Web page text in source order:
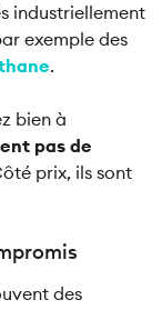
industriellement
exemple des
.
bien à
pas de
prix, ils sont
des